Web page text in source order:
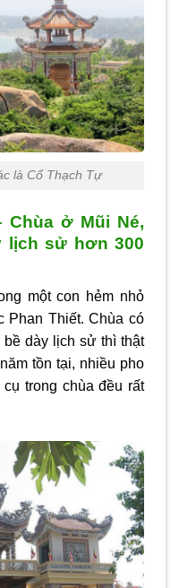
là Cổ Thạch Tự
Chùa ở Mũi Né,
lịch sử hơn 300
một con hẻm nhỏ
Phan Thiết. Chùa có
dày lịch sử thì thật
tồn tại, nhiều pho
trong chùa đều rất